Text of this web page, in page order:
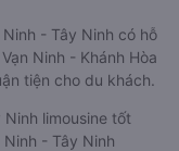
- Tây Ninh có hỗ
Ninh - Khánh Hòa
tiện cho du khách.
Ninh limousine tốt
- Tây Ninh